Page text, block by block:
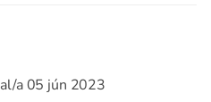
a05 jún 2023